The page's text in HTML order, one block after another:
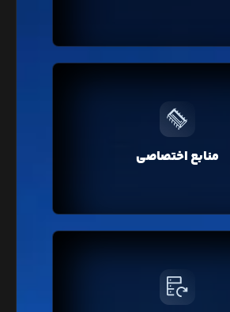
منابع اختصاصی
اشتراکی، در لیارا منابع سخت‌افزاری
ارائه می‌شود که در نتیجه باعث افزایش
عملکرد وبسایت شما خواهد شد.
پلن انتخابی شما به صورت خودکار فایل
و نگهداری می‌کند. فایل‌های پشتیبان